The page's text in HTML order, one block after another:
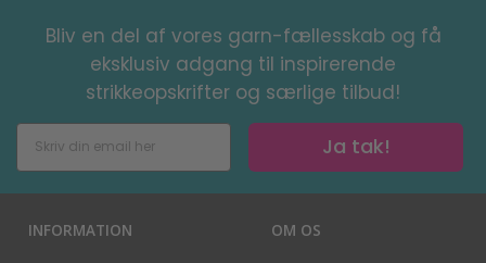
Bliv en del af vores garn-fællesskab og få
eksklusiv adgang til inspirerende
strikkeopskrifter og særlige tilbud!
Ja tak!
INFORMATION OM OS